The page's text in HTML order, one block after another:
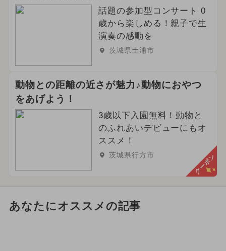
話題の参加型コンサート 0
歳から楽しめる！親子で生
演奏の感動を
茨城県土浦市
動物との距離の近さが魅力♪動物におやつ
をあげよう！
3歳以下入園無料！動物と
のふれあいデビューにもオ
ススメ！
茨城県行方市 クーポン
あなたにオススメの記事